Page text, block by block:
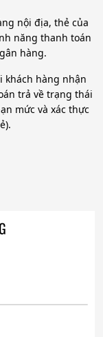
nội địa, thẻ của
năng thanh toán
hàng.
khách hàng nhận
trả về trạng thái
mức và xác thực